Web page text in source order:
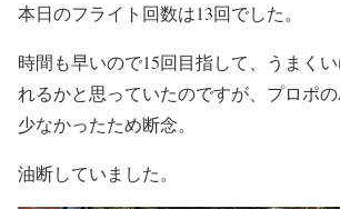
本日のフライト回数は13回でした。
時間も早いので15回目指して、うまく
れるかと思っていたのですが、プロポ
少なかったため断念。
油断していました。